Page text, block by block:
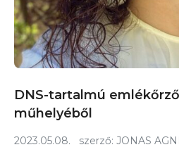
DNS-tartalmú
műhelyéből
2023.05.08. szerző: JONAS